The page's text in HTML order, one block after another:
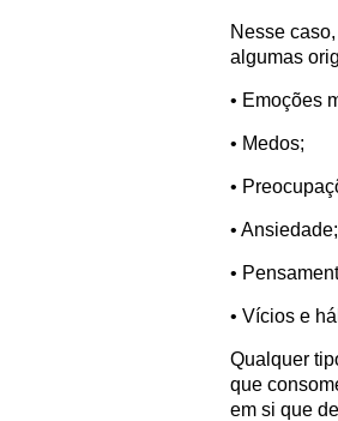
Nesse
algumas
• Emoções
• Medos;
•
• Ansiedade;
•
• Vícios e
Qualquer
que
em si que